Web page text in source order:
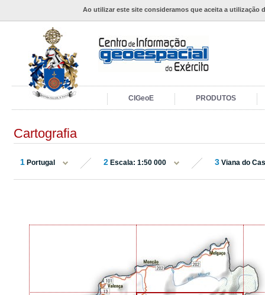
Ao utilizar este site consideramos que aceita a utilização
CIGeoE PRODUTOS
Cartografia
1 Portugal 2 Escala: 1:50 000 3 Viana do